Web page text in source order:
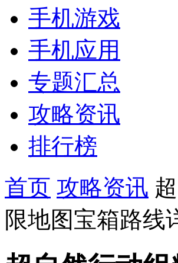
手机游戏
手机应用
专题汇总
攻略资讯
排行榜
首页 攻略资讯
限地图宝箱路线